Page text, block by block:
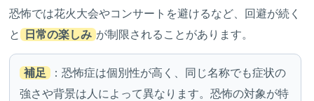
恐怖では花火大会やコンサートを避けるなど、回避が続く
と 日常の楽しみ が制限されることがあります。
補足
：恐怖症は個別性が高く、同じ名称でも症状の
強さや背景は人によって異なります。恐怖の対象が特